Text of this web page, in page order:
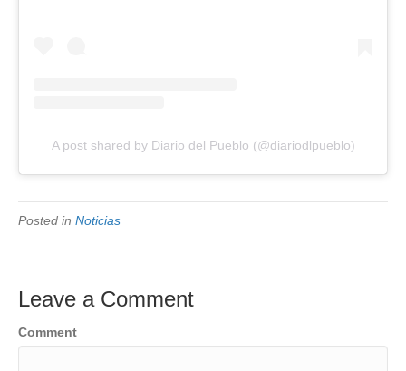
A post shared by Diario del Pueblo (@diariodlpueblo)
Posted in Noticias
Leave a Comment
Comment